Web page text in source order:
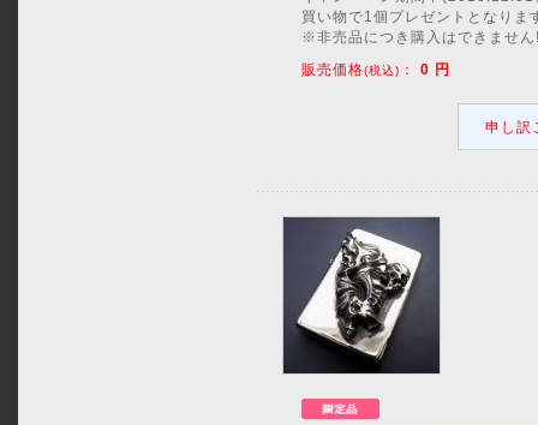
買い物で1個プレゼントとなりま
※非売品につき購入はできません
販売価格(税込) ： 0 円
申し訳